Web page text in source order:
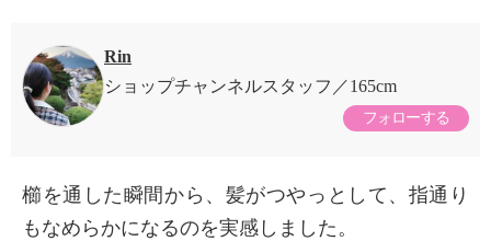
Rin
ショップチャンネルスタッフ
165cm
フォローする
櫛を通した瞬間から、髪がつやっとして、指通り
もなめらかになるのを実感しました。